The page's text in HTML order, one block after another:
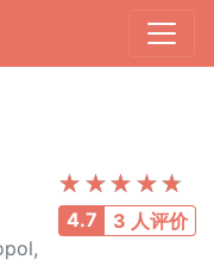
4.7 3 人评价